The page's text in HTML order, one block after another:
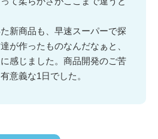
新商品も、早速スーパーで探
が作ったものなんだなぁと、
感じました。商品開発のご苦
意義な1日でした。